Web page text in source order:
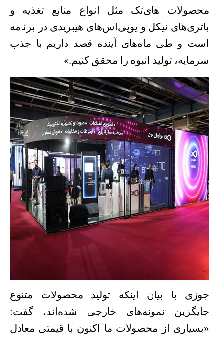
محصولات های‌تک مثل انواع منابع تغذیه و
باتری‌های نیکل و یوپی‌اس‌های هیبریدی در برنامه
است و طی ماه‌های آینده قصد داریم با جذب
سرمایه، تولید انبوه را محقق کنیم.
»
جوزی با بیان اینکه تولید محصولات متنوع
جایگزین نمونه‌های خارجی شده‌اند، گفت:
«بسیاری از محصولات ما اکنون با قیمتی معادل